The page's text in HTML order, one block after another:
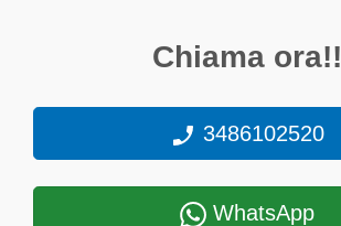
Chiama ora!!
3486102520
WhatsApp